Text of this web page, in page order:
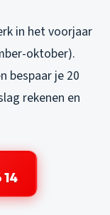
in het voorjaar
oktober).
bespaar je 20
rekenen en
14